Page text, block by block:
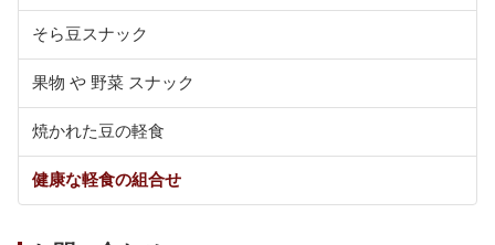
そら豆スナック
果物 や 野菜 スナック
焼かれた豆の軽食
健康な軽食の組合せ